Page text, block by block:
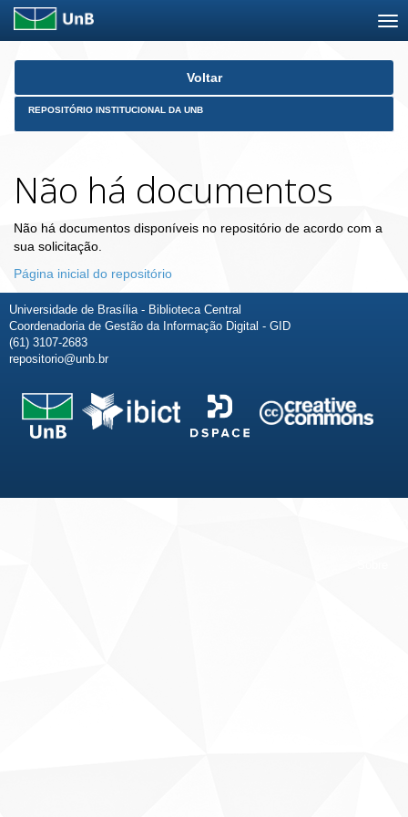
Skip
Voltar
REPOSITÓRIO INSTITUCIONAL DA UNB
Não há documentos
Não há documentos disponíveis no repositório de acordo com a
sua solicitação.
Página inicial do repositório
Universidade de Brasília - Biblioteca Central
Coordenadoria de Gestão da Informação Digital - GID
(61) 3107-2683
repositorio@unb.br